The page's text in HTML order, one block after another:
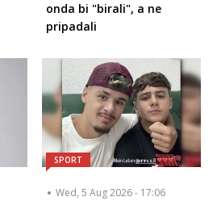
onda bi "birali", a ne
pripadali
SPORT
Wed, 5 Aug 2026 - 17:06